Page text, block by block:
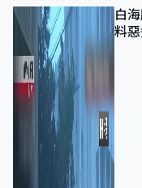
白
料